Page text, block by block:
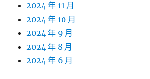
2024 年 11 月
2024 年 10 月
2024 年 9 月
2024 年 8 月
2024 年 6 月